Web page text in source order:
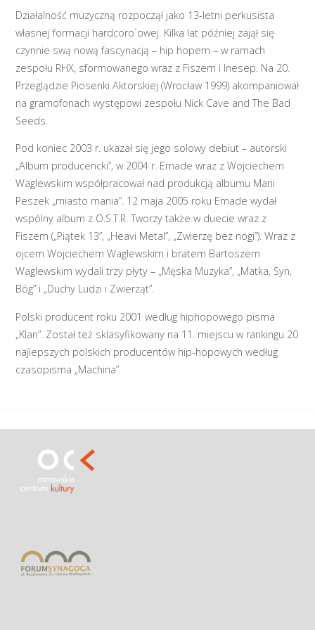
Działalność muzyczną rozpoczął jako 13-letni perkusista
własnej formacji hardcoro`owej. Kilka lat później zajął się
czynnie swą nową fascynacją – hip hopem – w ramach
zespołu RHX, sformowanego wraz z Fiszem i Inesep. Na 20.
Przeglądzie Piosenki Aktorskiej (Wrocław 1999) akompaniował
na gramofonach występowi zespołu Nick Cave and The Bad
Seeds.
Pod koniec 2003 r. ukazał się jego solowy debiut – autorski
„Album producencki”, w 2004 r. Emade wraz z Wojciechem
Waglewskim współpracował nad produkcją albumu Marii
Peszek „miasto mania”. 12 maja 2005 roku Emade wydał
wspólny album z O.S.T.R. Tworzy także w duecie wraz z
Fiszem („Piątek 13”, „Heavi Metal”, „Zwierzę bez nogi”). Wraz z
ojcem Wojciechem Waglewskim i bratem Bartoszem
Waglewskim wydali trzy płyty – „Męska Muzyka”, „Matka, Syn,
Bóg” i „Duchy Ludzi i Zwierząt”.
Polski producent roku 2001 według hiphopowego pisma
„Klan”. Został też sklasyfikowany na 11. miejscu w rankingu 20
najlepszych polskich producentów hip-hopowych według
czasopisma „Machina”.